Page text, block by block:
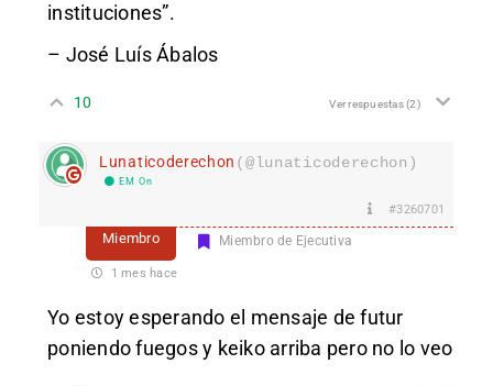
instituciones”.
– José Luís Ábalos
10 Ver respuestas(2)
Lunaticoderechon (@lunaticoderechon)
EM On
#3260701
Miembro Miembro de Ejecutiva
1 mes hace
Yo estoy esperando el mensaje de futur
poniendo fuegos y keiko arriba pero no lo veo